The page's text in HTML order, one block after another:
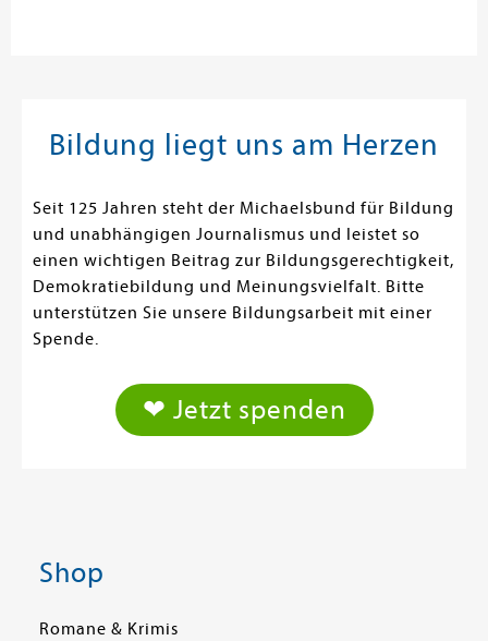
Bildung liegt uns am Herzen
Seit 125 Jahren steht der Michaelsbund für Bildung
und unabhängigen Journalismus und leistet so
einen wichtigen Beitrag zur Bildungsgerechtigkeit,
Demokratiebildung und Meinungsvielfalt. Bitte
unterstützen Sie unsere Bildungsarbeit mit einer
Spende.
❤ Jetzt spenden
Shop
Romane & Krimis